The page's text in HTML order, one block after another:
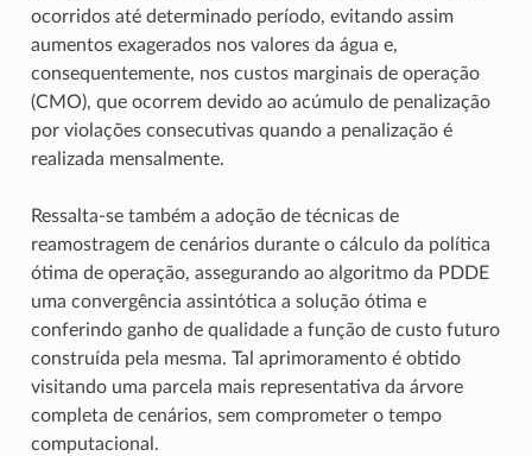
ocorridos até determinado período, evitando assim
aumentos exagerados nos valores da água e,
consequentemente, nos custos marginais de operação
(CMO), que ocorrem devido ao acúmulo de penalização
por violações consecutivas quando a penalização é
realizada mensalmente.
Ressalta-se também a adoção de técnicas de
reamostragem de cenários durante o cálculo da política
ótima de operação, assegurando ao algoritmo da PDDE
uma convergência assintótica a solução ótima e
conferindo ganho de qualidade a função de custo futuro
construída pela mesma. Tal aprimoramento é obtido
visitando uma parcela mais representativa da árvore
completa de cenários, sem comprometer o tempo
computacional.